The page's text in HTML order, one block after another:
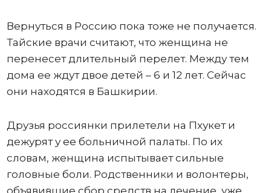
Вернуться в Россию пока тоже не получается.
Тайские врачи считают, что женщина не
перенесет длительный перелет. Между тем
дома ее ждут двое детей – 6 и 12 лет. Сейчас
они находятся в Башкирии.
Друзья россиянки прилетели на Пхукет и
дежурят у ее больничной палаты. По их
словам, женщина испытывает сильные
головные боли. Родственники и волонтеры,
объявившие сбор средств на лечение, уже